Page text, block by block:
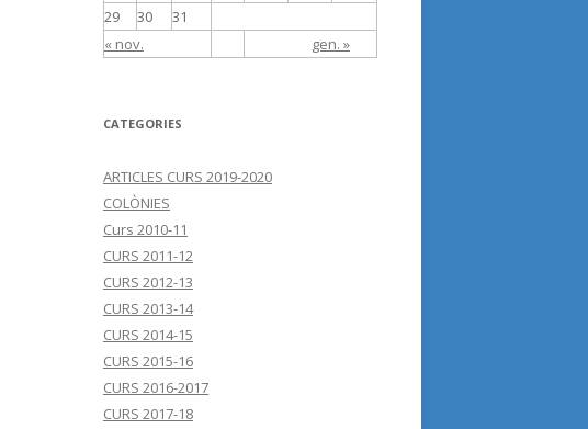
« nov. gen. »
29
30 31
CATEGORIES
ARTICLES CURS 2019-2020
COLÒNIES
Curs 2010-11
CURS 2011-12
CURS 2012-13
CURS 2013-14
CURS 2014-15
CURS 2015-16
CURS 2016-2017
CURS 2017-18